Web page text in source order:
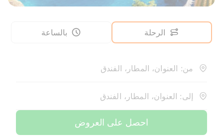
الرحلة بالساعة
من: العنوان، المطار، الفندق
إلى: العنوان، المطار، الفندق
احصل على العروض